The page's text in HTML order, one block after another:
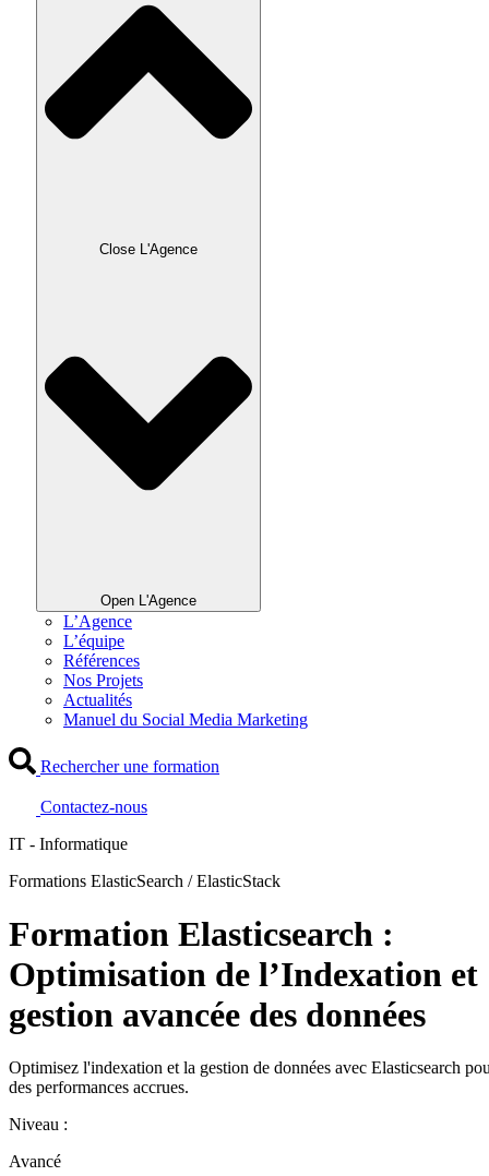
Close L'Agence
Open L'Agence
L’Agence
L’équipe
Références
Nos Projets
Actualités
Manuel du Social Media Marketing
Rechercher une formation
Contactez-nous
IT - Informatique
Formations ElasticSearch / ElasticStack
Formation Elasticsearch :
Optimisation de l’Indexation et
gestion avancée des données
Optimisez l'indexation et la gestion de données avec Elasticsearch
des performances accrues.
Niveau :
Avancé